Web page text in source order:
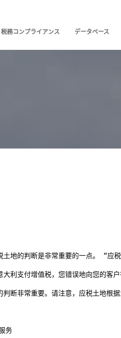
税務コンプライアンス データベース
土地的判断是非常重要的一点。 “应
大利支付增值税，您错误地向您的客
判断非常重要。请注意，应税土地根
务